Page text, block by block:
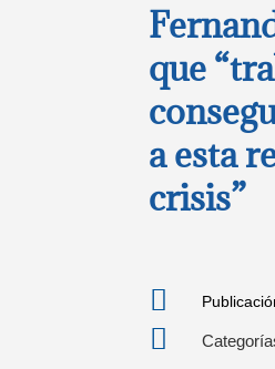
que
a esta
crisis”

